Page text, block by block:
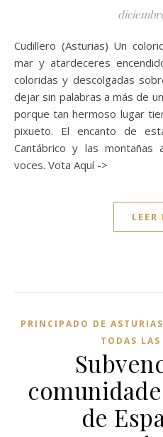
Cudillero (Asturias) Un colorido anfiteatro bañado por el
mar y atardeceres
coloridas y descolgadas
dejar sin palabras a más de
porque tan hermoso lugar
pixueto. El encanto de
Cantábrico y las
voces. Vota Aquí ->
LEER
PRINCIPADO DE ASTURIAS
TODAS
de